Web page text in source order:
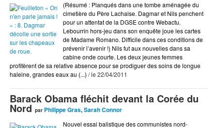
J'me présente
Littéraire
Musik
Juliette's Art
Où Sortir
People
(Résumé : Planqués dans une tombe aménagée du
cimetière du Père Lachaise. Dagmar et Nils penchent
pour un attentat de la DGSE contre Webactu.
Lebourrin hors-jeu dans son enquête joue les cartes
de Madame Romano. Difficile dans ces conditions de
prévenir l’avenir !) Nils fut aux nouvelles dans sa
cabine onde courte. Les deux jeunes femmes
profitèrent de sa relative absence pour se prodiguer des soins de longue
haleine, grandes eaux au (...) / le 22/04/2011
Barack Obama fléchit devant la Corée du
Nord par Philippe Gras,Sarah Connor
Nouvel essai balistique des communistes nord-